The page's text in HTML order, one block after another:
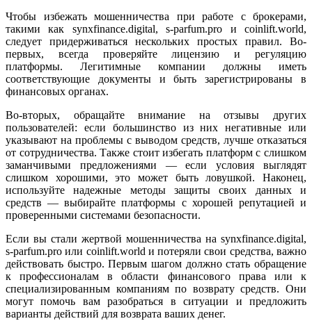
Чтобы избежать мошенничества при работе с брокерами,
такими как synxfinance.digital, s-parfum.pro и coinlift.world,
следует придерживаться нескольких простых правил. Во-
первых, всегда проверяйте лицензию и регуляцию
платформы. Легитимные компании должны иметь
соответствующие документы и быть зарегистрированы в
финансовых органах.
Во-вторых, обращайте внимание на отзывы других
пользователей: если большинство из них негативные или
указывают на проблемы с выводом средств, лучше отказаться
от сотрудничества. Также стоит избегать платформ с слишком
заманчивыми предложениями — если условия выглядят
слишком хорошими, это может быть ловушкой. Наконец,
используйте надежные методы защиты своих данных и
средств — выбирайте платформы с хорошей репутацией и
проверенными системами безопасности.
Если вы стали жертвой мошенничества на synxfinance.digital,
s-parfum.pro или coinlift.world и потеряли свои средства, важно
действовать быстро. Первым шагом должно стать обращение
к профессионалам в области финансового права или к
специализированным компаниям по возврату средств. Они
могут помочь вам разобраться в ситуации и предложить
варианты действий для возврата ваших денег.